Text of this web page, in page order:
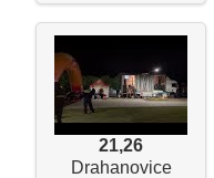
21,26
Drahanovice